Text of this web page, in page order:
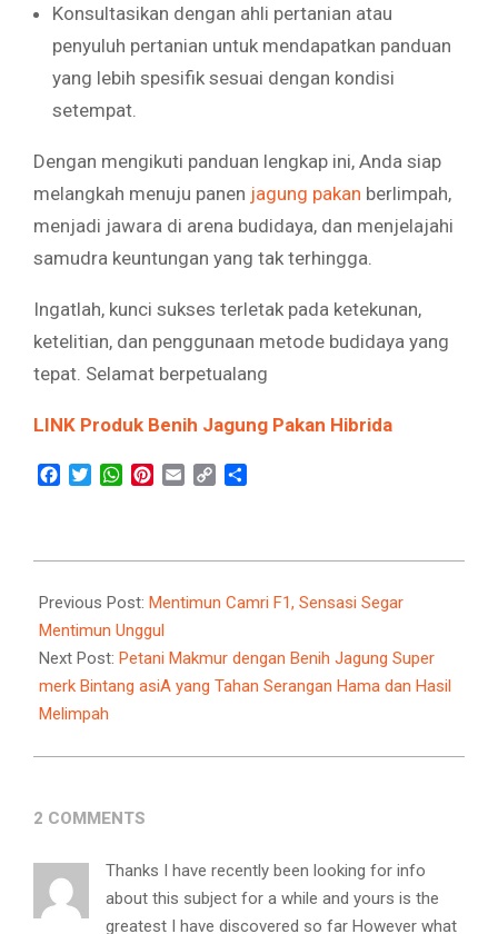
Konsultasikan dengan ahli pertanian atau
penyuluh pertanian untuk mendapatkan panduan
yang lebih spesifik sesuai dengan kondisi
setempat.
Dengan mengikuti panduan lengkap ini, Anda siap
melangkah menuju panen jagung pakan berlimpah,
menjadi jawara di arena budidaya, dan menjelajahi
samudra keuntungan yang tak terhingga.
Ingatlah, kunci sukses terletak pada ketekunan,
ketelitian, dan penggunaan metode budidaya yang
tepat. Selamat berpetualang
LINK Produk Benih Jagung Pakan Hibrida
Facebook
TwitterWhatsApp
Pinterest
Email Copy
07-
19
Previous Post: Mentimun Camri F1, Sensasi Segar
Mentimun Unggul
Next Post: Petani Makmur dengan Benih Jagung Super
merk Bintang asiA yang Tahan Serangan Hama dan Hasil
Melimpah
2 COMMENTS
Thanks I have recently been looking for info
about this subject for a while and yours is the
greatest I have discovered so far However what